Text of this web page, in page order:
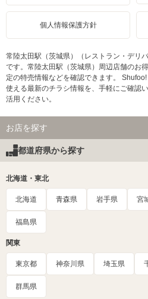
個人情報保護方針
常陸太田駅（茨城県）（レストラン・デリ
です。常陸太田駅（茨城県）周辺店舗のお
定の特売情報などを確認できます。
使える最新のチラシ情報を、手軽にご確認
活用ください。
お店を探す
都道府県から探す
北海道・東北
北海道 青森県 岩手県 宮
福島県
関東
東京都 神奈川県 埼玉県
群馬県